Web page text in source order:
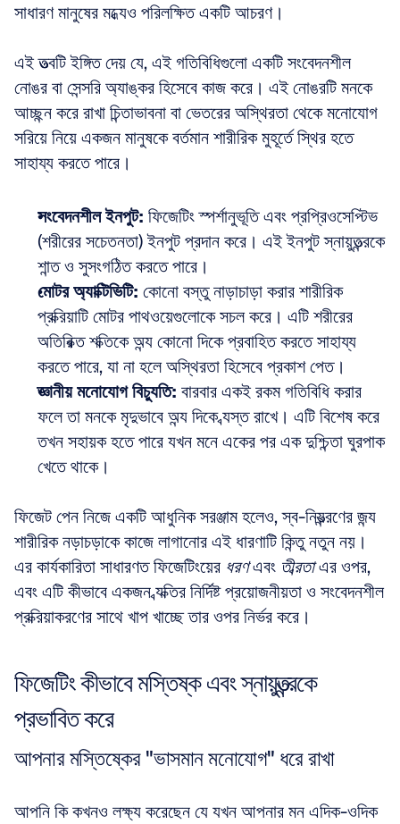
সাধারণ মানুষের মধ্যেও পরিলক্ষিত একটি আচরণ।
এই তত্ত্বটি ইঙ্গিত দেয় যে, এই গতিবিধিগুলো একটি সংবেদনশীল
নোঙর বা সেন্সরি অ্যাঙ্কর হিসেবে কাজ করে। এই নোঙরটি মনকে
আচ্ছন্ন করে রাখা চিন্তাভাবনা বা ভেতরের অস্থিরতা থেকে মনোযোগ
সরিয়ে নিয়ে একজন মানুষকে বর্তমান শারীরিক মুহূর্তে স্থির হতে
সাহায্য করতে পারে।
সংবেদনশীল ইনপুট: ফিজেটিং স্পর্শানুভূতি এবং প্রপ্রিওসেপ্টিভ
(শরীরের সচেতনতা) ইনপুট প্রদান করে। এই ইনপুট স্নায়ুতন্ত্রকে
শান্ত ও সুসংগঠিত করতে পারে।
মোটর অ্যাক্টিভিটি: কোনো বস্তু নাড়াচাড়া করার শারীরিক
প্রক্রিয়াটি মোটর পাথওয়েগুলোকে সচল করে। এটি শরীরের
অতিরিক্ত শক্তিকে অন্য কোনো দিকে প্রবাহিত করতে সাহায্য
করতে পারে, যা না হলে অস্থিরতা হিসেবে প্রকাশ পেত।
জ্ঞানীয় মনোযোগ বিচ্যুতি: বারবার একই রকম গতিবিধি করার
ফলে তা মনকে মৃদুভাবে অন্য দিকে ব্যস্ত রাখে। এটি বিশেষ করে
তখন সহায়ক হতে পারে যখন মনে একের পর এক দুশ্চিন্তা ঘুরপাক
খেতে থাকে।
ফিজেট পেন নিজে একটি আধুনিক সরঞ্জাম হলেও, স্ব-নিয়ন্ত্রণের জন্য
শারীরিক নড়াচড়াকে কাজে লাগানোর এই ধারণাটি কিন্তু নতুন নয়।
এর কার্যকারিতা সাধারণত ফিজেটিংয়ের ধরণ এবং তীব্রতা এর ওপর,
এবং এটি কীভাবে একজন ব্যক্তির নির্দিষ্ট প্রয়োজনীয়তা ও সংবেদনশীল
প্রক্রিয়াকরণের সাথে খাপ খাচ্ছে তার ওপর নির্ভর করে।
ফিজেটিং কীভাবে মস্তিষ্ক এবং স্নায়ুতন্ত্রকে
প্রভাবিত করে
আপনার মস্তিষ্কের "ভাসমান মনোযোগ" ধরে রাখা
আপনি কি কখনও লক্ষ্য করেছেন যে যখন আপনার মন এদিক-ওদিক